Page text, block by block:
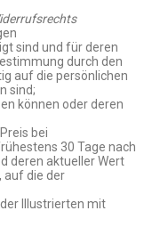
sind und für deren
durch den
auf die persönlichen
sind;
können oder deren
bei
30 Tage nach
deren aktueller Wert
auf die der
Illustrierten mit